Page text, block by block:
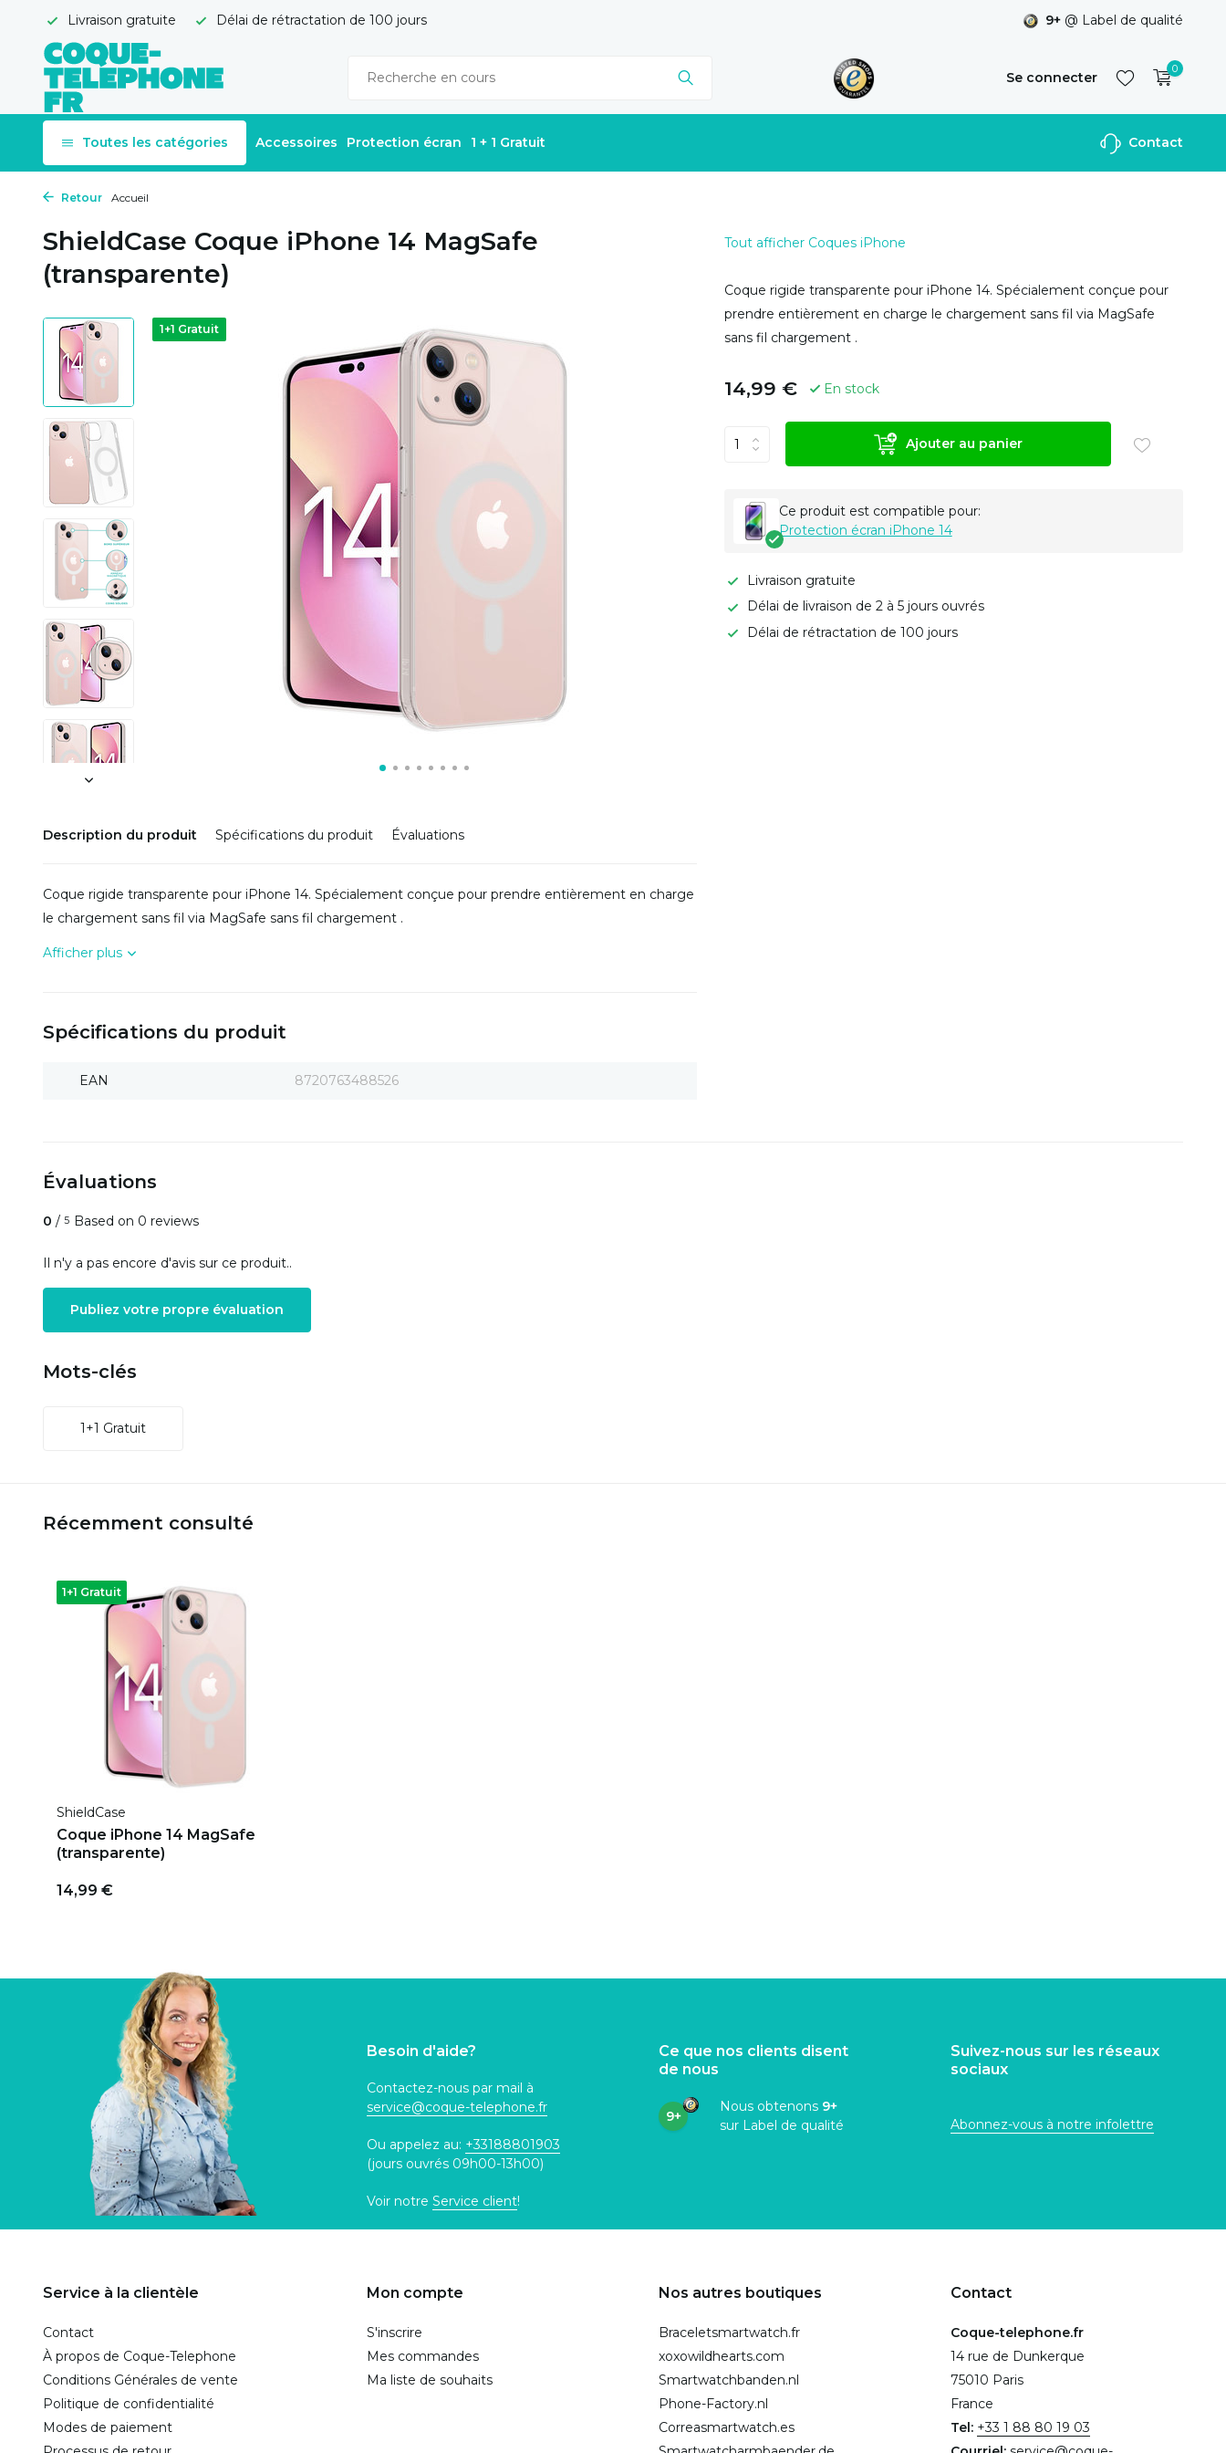
Livraison gratuite Délai de rétractation de 100 jours 9+ @ Label de qualité
Se connecter
S'inscrire
0
Toutes les catégories Accessoires Protection écran 1 + 1 Gratuit Contact
Retour Accueil
ShieldCase Coque iPhone 14 MagSafe
(transparente)
1+1 Gratuit
Description du produit Spécifications du produit Évaluations
Coque rigide transparente pour iPhone 14. Spécialement conçue pour prendre entièrement en charge
le chargement sans fil via MagSafe sans fil chargement .
Afficher plus
Spécifications du produit
EAN 8720763488526
Tout afficher Coques iPhone
Coque rigide transparente pour iPhone 14. Spécialement conçue pour
prendre entièrement en charge le chargement sans fil via MagSafe
sans fil chargement .
14,99 € En stock
Ajouter au panier
Ce produit est compatible pour:
Protection écran iPhone 14
Livraison gratuite
Délai de livraison de 2 à 5 jours ouvrés
Délai de rétractation de 100 jours
Évaluations
0 / 5 Based on 0 reviews
Il n'y a pas encore d'avis sur ce produit..
Publiez votre propre évaluation
Mots-clés
1+1 Gratuit
Récemment consulté
1+1 Gratuit
ShieldCase
Coque iPhone 14 MagSafe
(transparente)
14,99 €
Besoin d'aide?
Contactez-nous par mail à
service@coque-telephone.fr
Ou appelez au: +33188801903
(jours ouvrés 09h00-13h00)
Voir notre Service client!
Ce que nos clients disent
de nous
9+
Nous obtenons 9+
sur Label de qualité
Suivez-nous sur les réseaux
sociaux
Abonnez-vous à notre infolettre
Service à la clientèle
Contact
À propos de Coque-Telephone
Conditions Générales de vente
Politique de confidentialité
Modes de paiement
Mon compte
S'inscrire
Mes commandes
Ma liste de souhaits
Nos autres boutiques
Braceletsmartwatch.fr
xoxowildhearts.com
Smartwatchbanden.nl
Phone-Factory.nl
Correasmartwatch.es
Contact
Coque-telephone.fr
14 rue de Dunkerque
75010 Paris
France
Tel: +33 1 88 80 19 03